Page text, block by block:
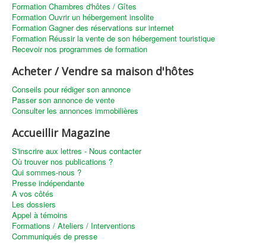
Formation Chambres d'hôtes / Gîtes
Formation Ouvrir un hébergement insolite
Formation Gagner des réservations sur internet
Formation Réussir la vente de son hébergement touristique
Recevoir nos programmes de formation
Acheter / Vendre sa maison d'hôtes
Conseils pour rédiger son annonce
Passer son annonce de vente
Consulter les annonces immobilières
Accueillir Magazine
S'inscrire aux lettres - Nous contacter
Où trouver nos publications ?
Qui sommes-nous ?
Presse indépendante
A vos côtés
Les dossiers
Appel à témoins
Formations / Ateliers / Interventions
Communiqués de presse